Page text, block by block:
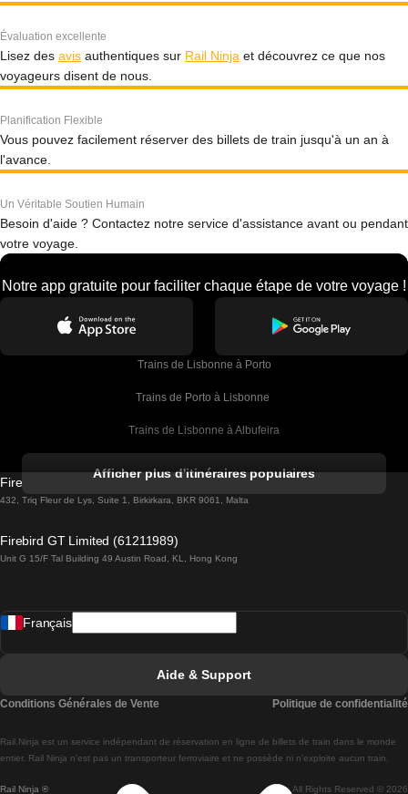
Évaluation excellente
Lisez des avis authentiques sur Rail Ninja et découvrez ce que nos
voyageurs disent de nous.
Planification Flexible
Vous pouvez facilement réserver des billets de train jusqu'à un an à
l'avance.
Un Véritable Soutien Humain
Besoin d'aide ? Contactez notre service d'assistance avant ou pendant
votre voyage.
Notre app gratuite pour faciliter chaque étape de votre voyage !
Trains de Lisbonne à Porto
Trains de Porto à Lisbonne
Trains de Lisbonne à Albufeira
Trains de Lisbonne à Lagos
Trains de Lisbonne à Madrid
Trains de Lisbonne à Braga
Trains de Braga à Lisbonne
Afficher plus d'itinéraires populaires
Firebird GT Limited (OC 1451)
432, Triq Fleur de Lys, Suite 1, Birkirkara, BKR 9061, Malta
Firebird GT Limited (61211989)
Unit G 15/F Tal Building 49 Austin Road, KL, Hong Kong
Rail Ninja ® All Rights Reserved © 2026
Rail.Ninja est un service indépendant de réservation en ligne de billets de train dans le monde
entier. Rail Ninja n'est pas un transporteur ferroviaire et ne possède ni n'exploite aucun train.
Français
Aide & Support
Conditions Générales de Vente Politique de confidentialité